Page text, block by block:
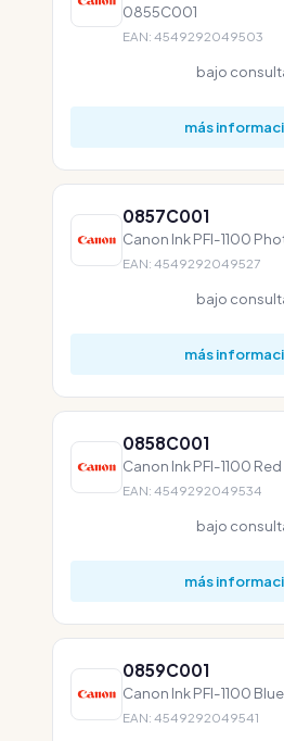
0855C001
EAN: 4549292049503
bajo
más
0857C001
Canon Ink PFI-1100
EAN: 4549292049527
bajo
más
0858C001
Canon Ink PFI-1100
EAN: 4549292049534
bajo
más
0859C001
Canon Ink PFI-1100
EAN: 4549292049541